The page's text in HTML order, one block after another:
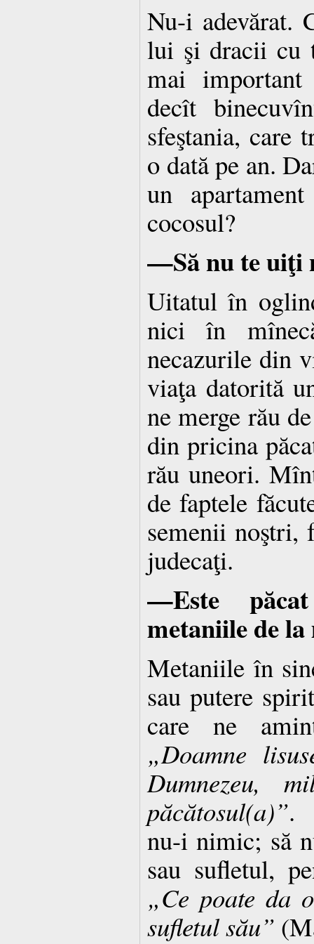
Nu-i adevărat.
lui şi dracii cu
mai
decît
sfeştania, care
o dată pe an.
un
cocosul?
—Să nu te uiţi
Uitatul în
nici în
necazurile din
viaţa datorită
ne merge rău
din pricina
rău uneori.
de faptele
semenii noştri,
judecaţi.
—Este
metaniile de
Metaniile în
sau putere
care ne
„Doamne
Dumnezeu,
păcătosul(a)”.
nu-i nimic; să
sau sufletul,
„Ce poate da
sufletul său”